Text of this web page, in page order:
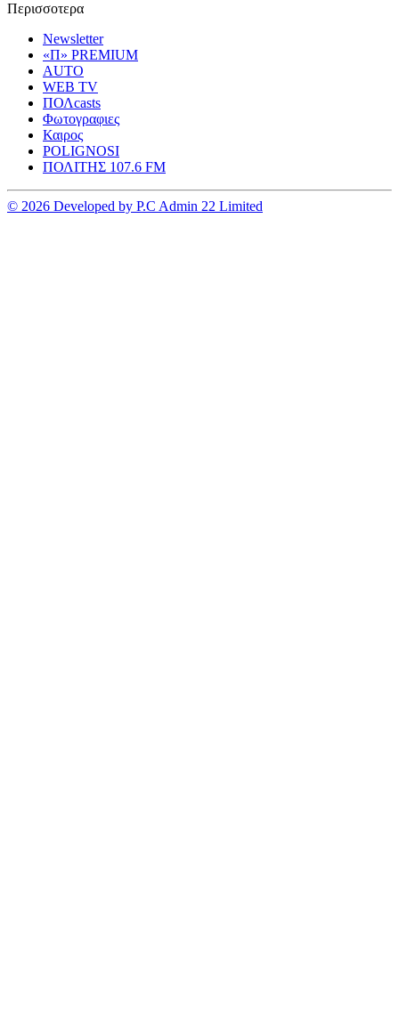
Περισσοτερα
Newsletter
«Π» PREMIUM
AUTO
WEB TV
ΠΟΛcasts
Φωτογραφιες
Καιρος
POLIGNOSI
ΠΟΛΙΤΗΣ 107.6 FM
© 2026 Developed by P.C Admin 22 Limited